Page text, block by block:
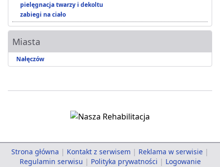
pielęgnacja twarzy i dekoltu
zabiegi na ciało
Miasta
Nałęczów
Strona główna | Kontakt z serwisem | Reklama w serwisie |
Regulamin serwisu | Polityka prywatności | Logowanie